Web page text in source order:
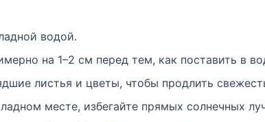
водой.
на 1–2 см перед тем, как поставить в
листья и цветы, чтобы продлить
месте, избегайте прямых солнечных